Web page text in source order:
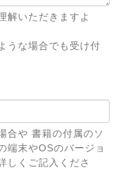
解いただきますよ
うな場合でも受け付
合や 書籍の付属のソ
端末やOSのバージョ
しくご記入くださ